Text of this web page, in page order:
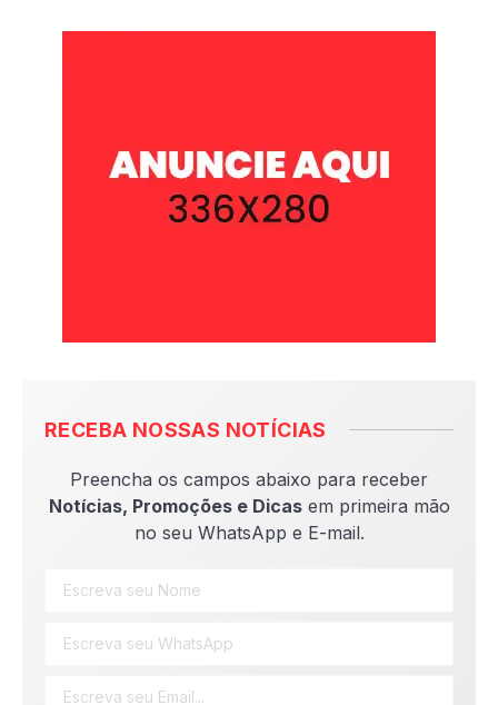
RECEBA NOSSAS NOTÍCIAS
Preencha os campos abaixo para receber
Notícias, Promoções e Dicasem primeira mão
no seu WhatsApp e E-mail.